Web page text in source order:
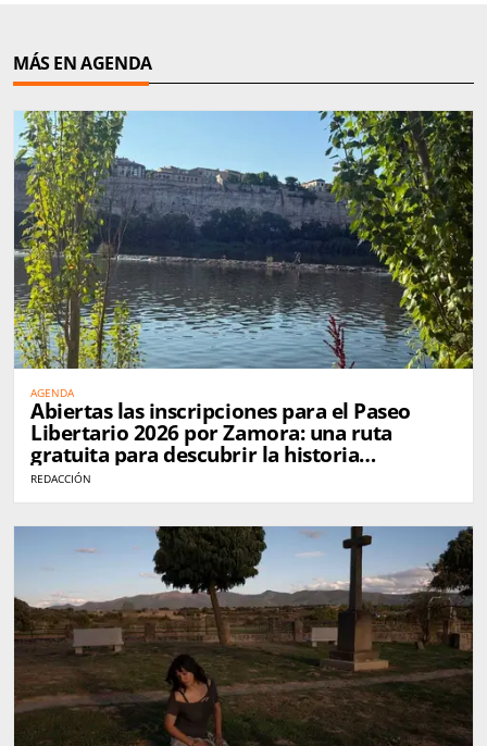
MÁS EN AGENDA
AGENDA
Abiertas las inscripciones para el Paseo
Libertario 2026 por Zamora: una ruta
gratuita para descubrir la historia
anarquista de la ciudad
REDACCIÓN